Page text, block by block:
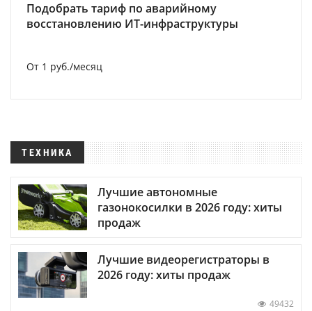
Подобрать тариф по аварийному
восстановлению ИТ-инфраструктуры
От 1 руб./месяц
ТЕХНИКА
Лучшие автономные
газонокосилки в 2026 году: хиты
продаж
Лучшие видеорегистраторы в
2026 году: хиты продаж
49432